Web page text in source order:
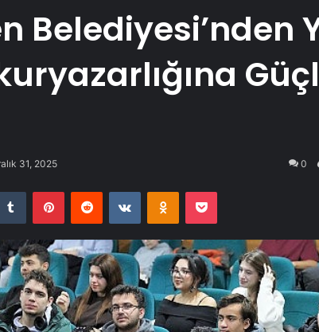
Belediyesi’nden
31, 2025 0
Tumblr PinterestReddit VKontakteOdnoklassniki
Pocket